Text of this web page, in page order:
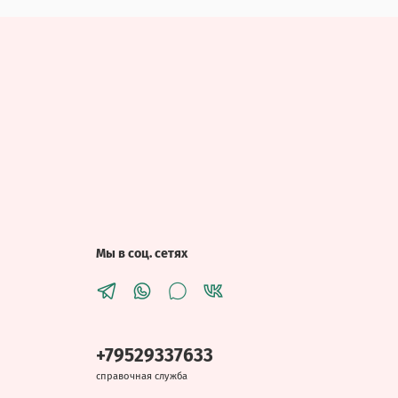
Мы в соц. сетях
+79529337633
справочная служба